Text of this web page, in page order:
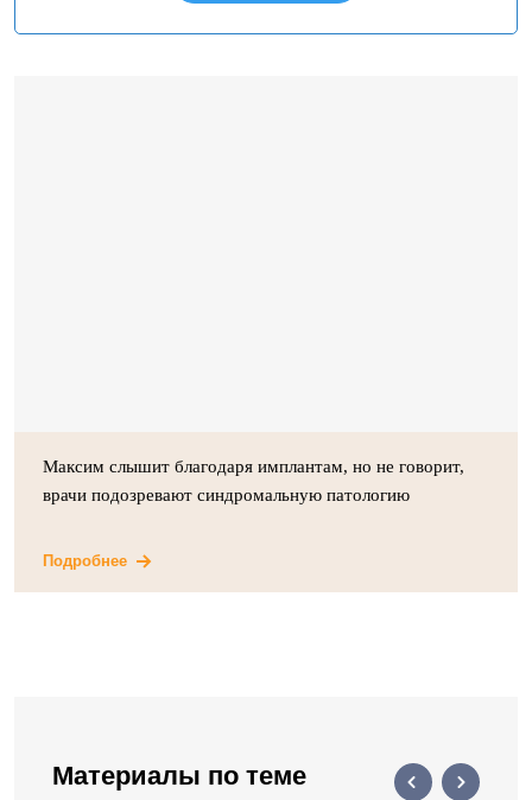
Максим слышит благодаря имплантам, но не говорит,
врачи подозревают синдромальную патологию
Подробнее
Материалы по теме